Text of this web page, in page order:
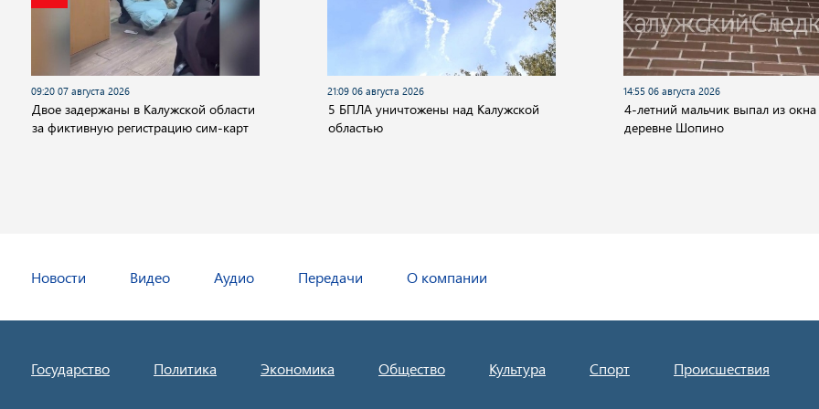
09:20 07 августа 2026
Двое задержаны в Калужской области
за фиктивную регистрацию сим-карт
21:09 06 августа 2026
5 БПЛА уничтожены над Калужской
областью
14:55 06 августа 2026
4-летний мальчик выпал из окна
деревне Шопино
Новости Видео Аудио Передачи О компании
Государство Политика Экономика Общество Культура Спорт Происшествия